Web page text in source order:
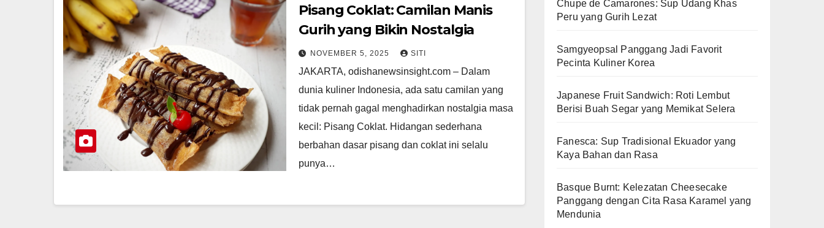
Pisang Coklat: Camilan Manis
Gurih yang Bikin Nostalgia
NOVEMBER 5, 2025 SITI
JAKARTA, odishanewsinsight.com – Dalam
dunia kuliner Indonesia, ada satu camilan yang
tidak pernah gagal menghadirkan nostalgia masa
kecil: Pisang Coklat. Hidangan sederhana
berbahan dasar pisang dan coklat ini selalu
punya…
Chupe de Camarones: Sup Udang Khas
Peru yang Gurih Lezat
Samgyeopsal Panggang Jadi Favorit
Pecinta Kuliner Korea
Japanese Fruit Sandwich: Roti Lembut
Berisi Buah Segar yang Memikat Selera
Fanesca: Sup Tradisional Ekuador yang
Kaya Bahan dan Rasa
Basque Burnt: Kelezatan Cheesecake
Panggang dengan Cita Rasa Karamel yang
Mendunia